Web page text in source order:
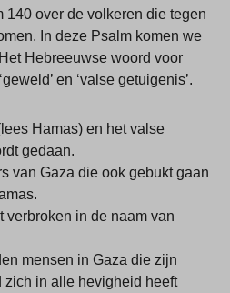
140 over de volkeren die tegen
In deze Psalm komen we
Hebreeuwse woord voor
en ‘valse getuigenis’.
Hamas) en het valse
gedaan.
van Gaza die ook gebukt gaan
verbroken in de naam van
mensen in Gaza die zijn
zich in alle hevigheid heeft